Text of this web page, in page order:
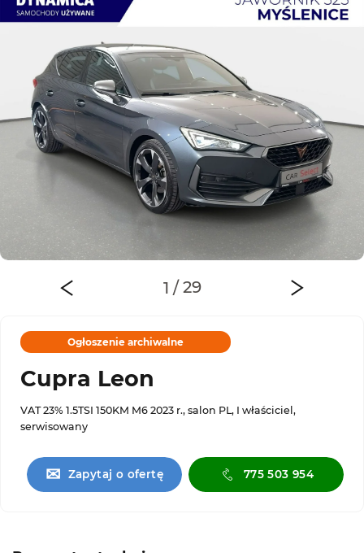
Ogłoszenie archiwalne
Cupra Leon
VAT 23% 1.5TSI 150KM M6 2023 r., salon PL, I właściciel,
serwisowany
✉ Zapytaj o ofertę 775 503 954